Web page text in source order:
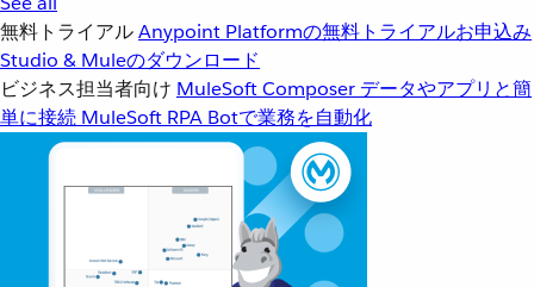
無料トライアルAnypoint Platformの無料トライアルお申込み
Studio & Muleのダウンロード
ビジネス担当者向け MuleSoft Composer データやアプリと簡
単に接続 MuleSoft RPA Botで業務を自動化